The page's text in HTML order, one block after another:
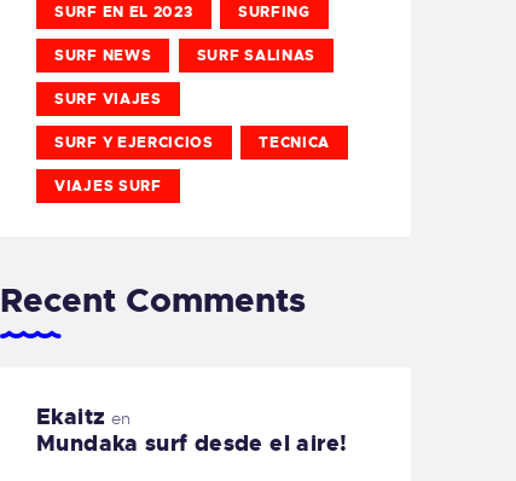
SURF EN EL 2023 SURFING
SURF NEWS SURF SALINAS
SURF VIAJES
SURF Y EJERCICIOS TECNICA
VIAJES SURF
Recent Comments
Ekaitz en
Mundaka surf desde el aire!